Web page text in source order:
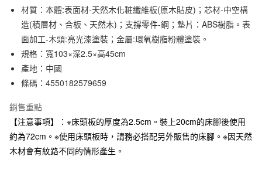
合作金庫商業銀行
第一商業銀行
華南商業銀行
彰化商業銀行
上海商業儲蓄銀行
台北富邦商業銀行
臺灣中小企業銀行
匯豐（台灣）商業銀行
聯邦商業銀行
玉山商業銀行
台新國際商業銀行
中國信託商業銀行
台灣樂天信用卡公司
LINE Pay
Apple Pay
街口支付
悠遊付
運送方式
大型家具配送
查看運費
滿 NT$30,000 (含以上) 免運費
材質：本體:表面材-天然木化粧纖維板(原木貼皮)；芯材-中空構
造(積層材、合板、天然木)；支撐零件-鋼；墊片：ABS樹脂。表
面加工-木頭:亮光漆塗裝；金屬:環氧樹脂粉體塗裝。
規格：寬103×深2.5×高45cm
產地：中國
條碼：4550182579659
銷售重點
【注意事項】：※床頭板的厚度為2.5cm。裝上20cm的床腳後使用
約為72cm。※使用床頭板時，請務必搭配另外販售的床腳。※因天然
木材會有紋路不同的情形產生。